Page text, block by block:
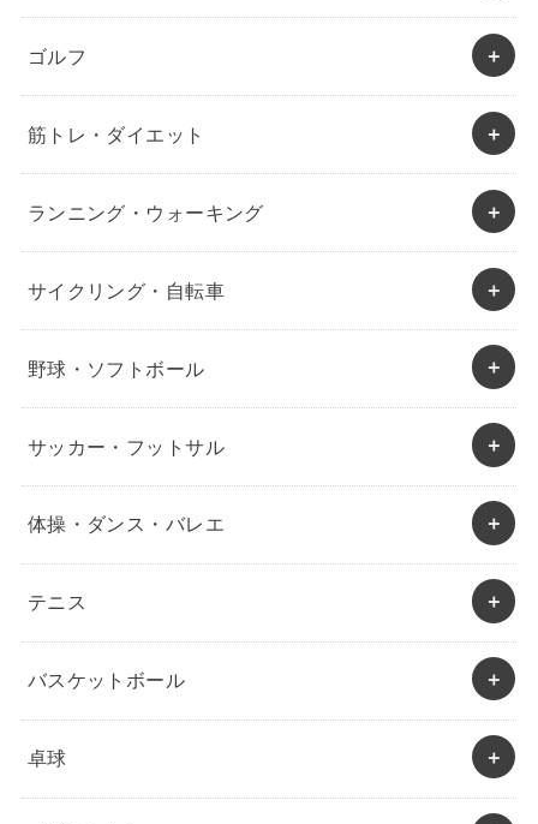
ゴルフ
筋トレ・ダイエット
ランニング・ウォーキング
サイクリング・自転車
野球・ソフトボール
サッカー・フットサル
体操・ダンス・バレエ
テニス
バスケットボール
卓球